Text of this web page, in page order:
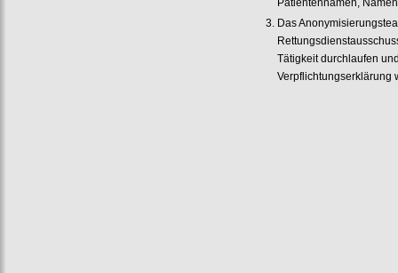
Das
Tätigkeit durchlaufen
Verpflichtungserklärung